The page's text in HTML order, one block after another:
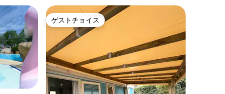
ゲストチョイス
ゲストチョイス